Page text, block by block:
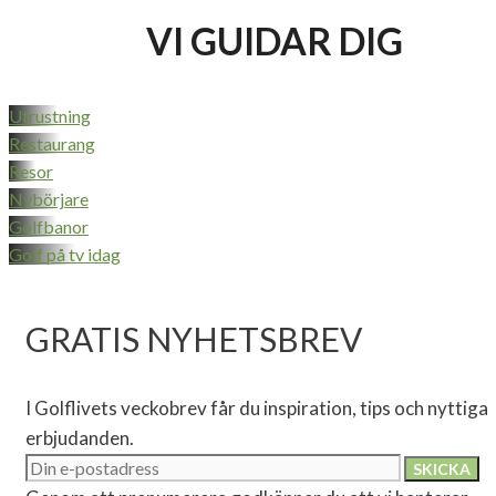
VI GUIDAR DIG
Utrustning
Restaurang
Resor
Nybörjare
Golfbanor
Golf på tv idag
GRATIS NYHETSBREV
I Golflivets veckobrev får du inspiration, tips och nyttiga
erbjudanden.